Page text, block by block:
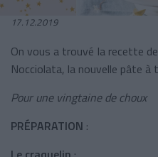
17.12.2019
On vous a trouvé la recette
Nocciolata, la nouvelle pâte à
Pour une vingtaine de choux
PRÉPARATION :